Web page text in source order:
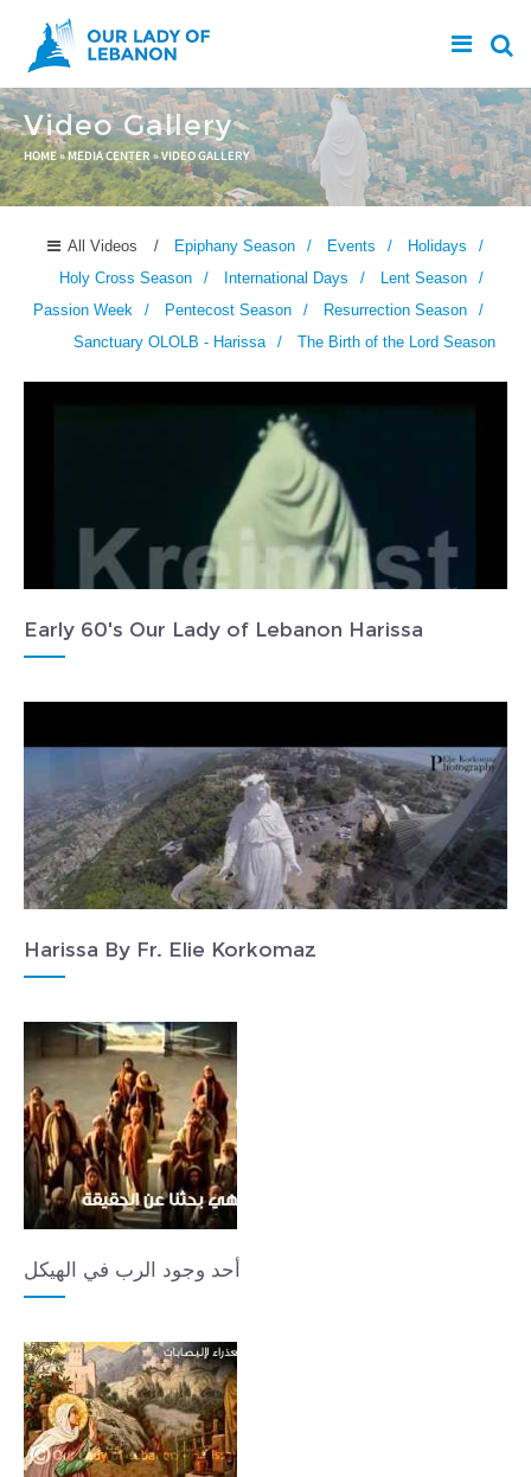
Skip to main content
Video Gallery
You are here
HOME» MEDIA CENTER »VIDEO GALLERY
All Videos Epiphany Season Events
Holidays
Holy Cross Season
International Days
Lent Season
Passion Week
Pentecost Season
Resurrection Season
Sanctuary OLOLB - Harissa
The Birth of the Lord Season
Early 60's Our Lady of Lebanon Harissa
Harissa By Fr. Elie Korkomaz
أحد وجود الرب في الهيكل